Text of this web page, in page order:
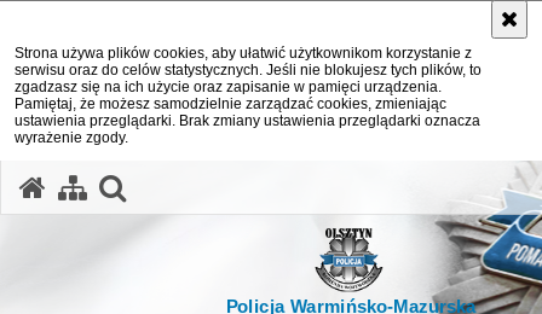
Strona używa plików cookies, aby ułatwić użytkownikom korzystanie z
serwisu oraz do celów statystycznych. Jeśli nie blokujesz tych plików, to
zgadzasz się na ich użycie oraz zapisanie w pamięci urządzenia.
Pamiętaj, że możesz samodzielnie zarządzać cookies, zmieniając
ustawienia przeglądarki. Brak zmiany ustawienia przeglądarki oznacza
wyrażenie zgody.
Policja Warmińsko-Mazurska